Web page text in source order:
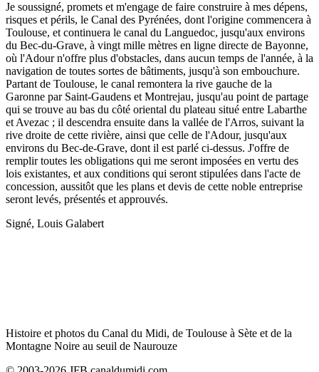
Je soussigné, promets et m'engage de faire construire à mes dépens,
risques et périls, le Canal des Pyrénées, dont l'origine commencera à
Toulouse, et continuera le canal du Languedoc, jusqu'aux environs
du Bec-du-Grave, à vingt mille mètres en ligne directe de Bayonne,
où l'Adour n'offre plus d'obstacles, dans aucun temps de l'année, à la
navigation de toutes sortes de bâtiments, jusqu'à son embouchure.
Partant de Toulouse, le canal remontera la rive gauche de la
Garonne par Saint-Gaudens et Montrejau, jusqu'au point de partage
qui se trouve au bas du côté oriental du plateau situé entre Labarthe
et Avezac ; il descendra ensuite dans la vallée de l'Arros, suivant la
rive droite de cette rivière, ainsi que celle de l'Adour, jusqu'aux
environs du Bec-de-Grave, dont il est parlé ci-dessus. J'offre de
remplir toutes les obligations qui me seront imposées en vertu des
lois existantes, et aux conditions qui seront stipulées dans l'acte de
concession, aussitôt que les plans et devis de cette noble entreprise
seront levés, présentés et approuvés.
Signé, Louis Galabert
Histoire et photos du Canal du Midi, de Toulouse à Sète et de la
Montagne Noire au seuil de Naurouze